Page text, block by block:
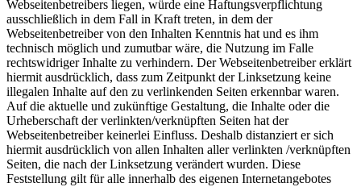
Webseitenbetreibers liegen, würde eine Haftungsverpflichtung
ausschließlich in dem Fall in Kraft treten, in dem der
Webseitenbetreiber von den Inhalten Kenntnis hat und es ihm
technisch möglich und zumutbar wäre, die Nutzung im Falle
rechtswidriger Inhalte zu verhindern. Der Webseitenbetreiber erklärt
hiermit ausdrücklich, dass zum Zeitpunkt der Linksetzung keine
illegalen Inhalte auf den zu verlinkenden Seiten erkennbar waren.
Auf die aktuelle und zukünftige Gestaltung, die Inhalte oder die
Urheberschaft der verlinkten/verknüpften Seiten hat der
Webseitenbetreiber keinerlei Einfluss. Deshalb distanziert er sich
hiermit ausdrücklich von allen Inhalten aller verlinkten /verknüpften
Seiten, die nach der Linksetzung verändert wurden. Diese
Feststellung gilt für alle innerhalb des eigenen Internetangebotes